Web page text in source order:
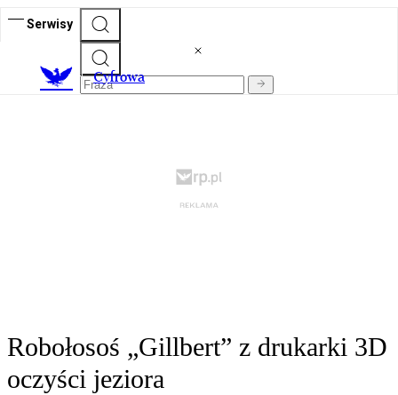
Serwisy
Cyfrowa
Robołosoś „Gillbert” z drukarki 3D
oczyści jeziora